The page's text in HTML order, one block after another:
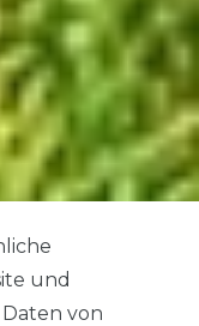
und
von